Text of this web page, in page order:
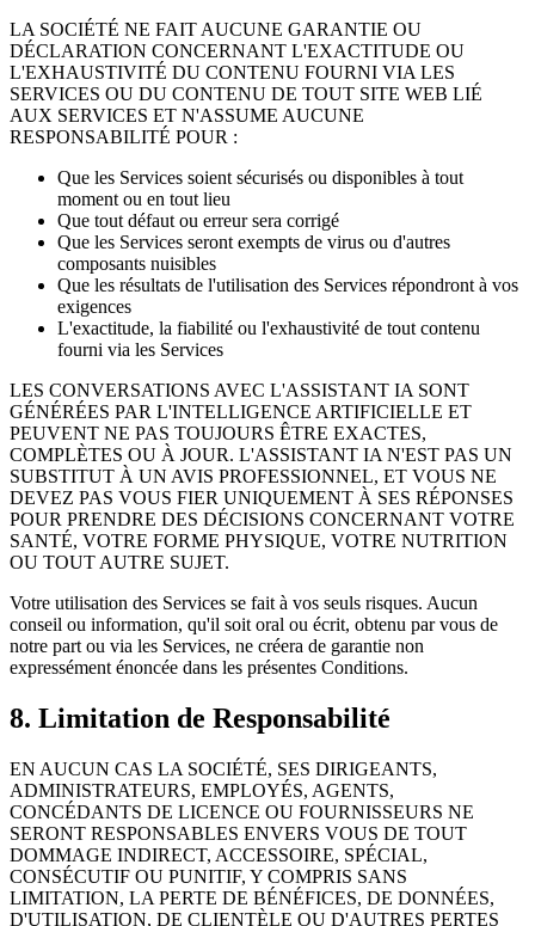
LA SOCIÉTÉ NE FAIT AUCUNE GARANTIE OU
DÉCLARATION CONCERNANT L'EXACTITUDE OU
L'EXHAUSTIVITÉ DU CONTENU FOURNI VIA LES
SERVICES OU DU CONTENU DE TOUT SITE WEB LIÉ
AUX SERVICES ET N'ASSUME AUCUNE
RESPONSABILITÉ POUR :
Que les Services soient sécurisés ou disponibles à tout
moment ou en tout lieu
Que tout défaut ou erreur sera corrigé
Que les Services seront exempts de virus ou d'autres
composants nuisibles
Que les résultats de l'utilisation des Services répondront à vos
exigences
L'exactitude, la fiabilité ou l'exhaustivité de tout contenu
fourni via les Services
LES CONVERSATIONS AVEC L'ASSISTANT IA SONT
GÉNÉRÉES PAR L'INTELLIGENCE ARTIFICIELLE ET
PEUVENT NE PAS TOUJOURS ÊTRE EXACTES,
COMPLÈTES OU À JOUR. L'ASSISTANT IA N'EST PAS UN
SUBSTITUT À UN AVIS PROFESSIONNEL, ET VOUS NE
DEVEZ PAS VOUS FIER UNIQUEMENT À SES RÉPONSES
POUR PRENDRE DES DÉCISIONS CONCERNANT VOTRE
SANTÉ, VOTRE FORME PHYSIQUE, VOTRE NUTRITION
OU TOUT AUTRE SUJET.
Votre utilisation des Services se fait à vos seuls risques. Aucun
conseil ou information, qu'il soit oral ou écrit, obtenu par vous de
notre part ou via les Services, ne créera de garantie non
expressément énoncée dans les présentes Conditions.
8. Limitation de Responsabilité
EN AUCUN CAS LA SOCIÉTÉ, SES DIRIGEANTS,
ADMINISTRATEURS, EMPLOYÉS, AGENTS,
CONCÉDANTS DE LICENCE OU FOURNISSEURS NE
SERONT RESPONSABLES ENVERS VOUS DE TOUT
DOMMAGE INDIRECT, ACCESSOIRE, SPÉCIAL,
CONSÉCUTIF OU PUNITIF, Y COMPRIS SANS
LIMITATION, LA PERTE DE BÉNÉFICES, DE DONNÉES,
D'UTILISATION, DE CLIENTÈLE OU D'AUTRES PERTES